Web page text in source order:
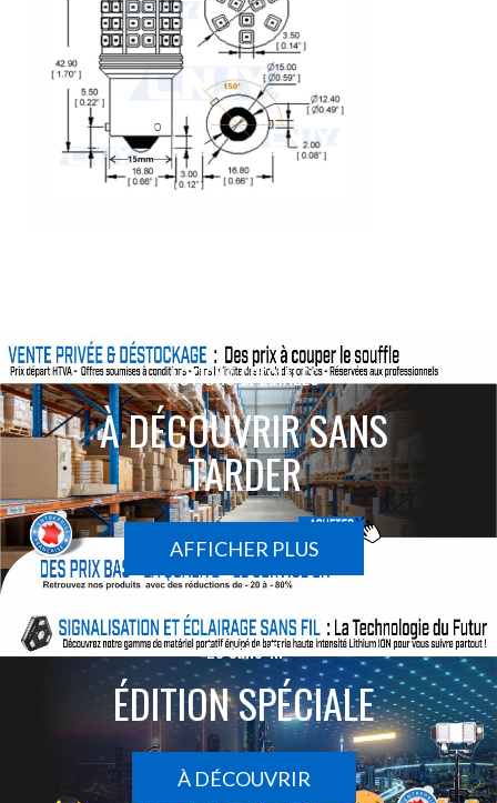
ACTIONS SPÉCIALES
À DÉCOUVRIR SANS
TARDER
AFFICHER PLUS
Le sans-fil
ÉDITION SPÉCIALE
À DÉCOUVRIR